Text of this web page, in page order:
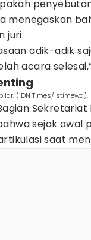
menegaskan
juri.
adik-adik
acara
(IDN Times/istimewa).
Sekretariat
sejak awal
saat